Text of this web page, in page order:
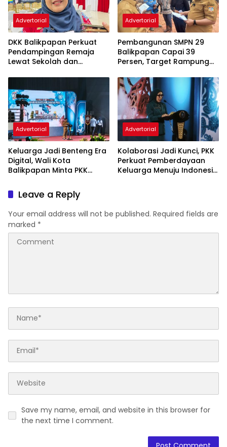
Advertorial
DKK Balikpapan Perkuat
Pendampingan Remaja
Lewat Sekolah dan
Advertorial
Pembangunan SMPN 29
Balikpapan Capai 39
Persen, Target Rampung
Advertorial
Keluarga Jadi Benteng Era
Digital, Wali Kota
Balikpapan Minta PKK
Karakter Generasi Muda
Advertorial
Kolaborasi Jadi Kunci, PKK
Perkuat Pemberdayaan
Keluarga Menuju Indonesia
Leave a Reply
Your email address will not be published. Required fields are
marked *
Save my name, email, and website in this browser for
the next time I comment.